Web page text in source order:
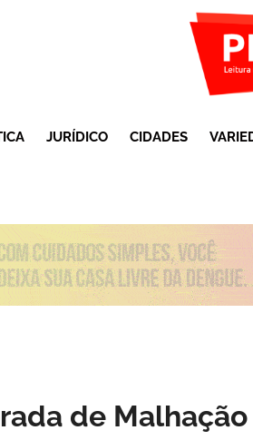
JURÍDICO CIDADES
de Malhação